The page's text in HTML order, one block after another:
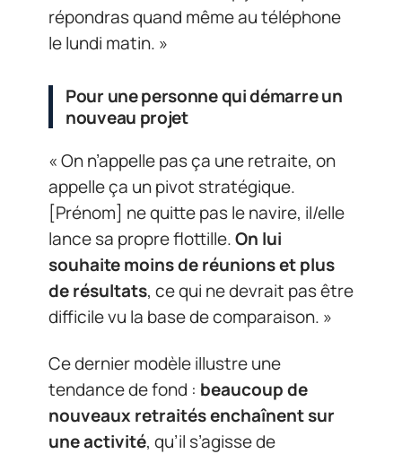
répondras quand même au téléphone
le lundi matin. »
Pour une personne qui démarre un
nouveau projet
« On n’appelle pas ça une retraite, on
appelle ça un pivot stratégique.
[Prénom] ne quitte pas le navire, il/elle
lance sa propre flottille.On lui
souhaite moins de réunions et plus
de résultats, ce qui ne devrait pas être
difficile vu la base de comparaison. »
Ce dernier modèle illustre une
tendance de fond : beaucoup de
nouveaux retraités enchaînent sur
une activité, qu’il s’agisse de